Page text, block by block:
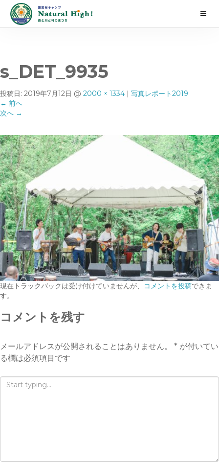
s_DET_9935
投稿日: 2019年7月12日 @ 2000 × 1334 | 写真レポート2019
← 前へ
次へ →
現在トラックバックは受け付けていませんが、 コメントを投稿できま
す。
コメントを残す
メールアドレスが公開されることはありません。 * が付いてい
る欄は必須項目です